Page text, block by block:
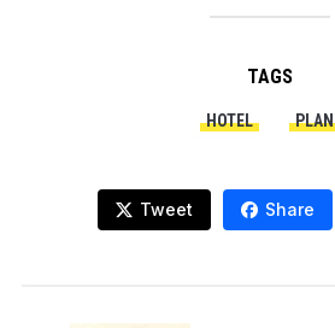
TAGS
HOTEL PLAN
Tweet Share